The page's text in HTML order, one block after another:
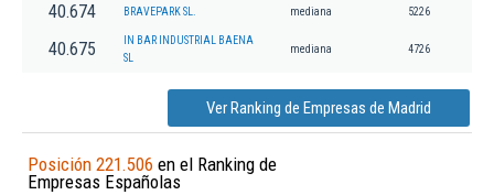
40.674 BRAVEPARK SL. mediana 5226
40.675
IN BAR INDUSTRIAL BAENA
SL
mediana 4726
Ver Ranking de Empresas de Madrid
Posición 221.506 en el Ranking de
Empresas Españolas